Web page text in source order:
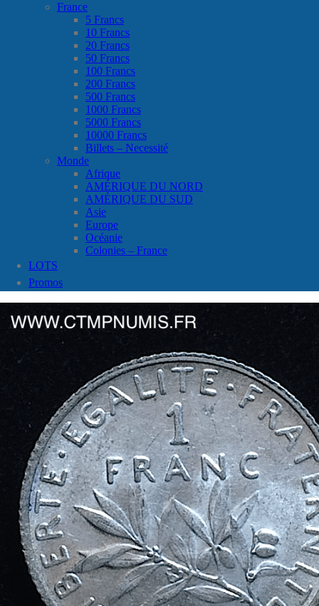
France
5 Francs
10 Francs
20 Francs
50 Francs
100 Francs
200 Francs
500 Francs
1000 Francs
5000 Francs
10000 Francs
Billets – Necessité
Monde
Afrique
AMÉRIQUE DU NORD
AMÉRIQUE DU SUD
Asie
Europe
Océanie
Colonies – France
LOTS
Promos